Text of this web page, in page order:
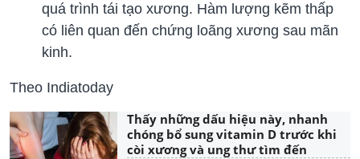
quá trình tái tạo xương. Hàm lượng kẽm thấp
có liên quan đến chứng loãng xương sau mãn
kinh.
Theo Indiatoday
Thấy những dấu hiệu này, nhanh
chóng bổ sung vitamin D trước khi
còi xương và ung thư tìm đến